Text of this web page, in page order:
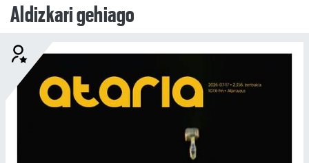
Aldizkari gehiago